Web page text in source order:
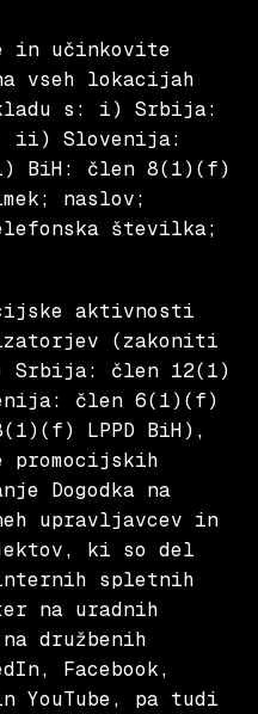
in učinkovite
vseh lokacijah
s: i) Srbija:
ii) Slovenija:
BiH: člen 8(1)(f)
naslov;
številka;
aktivnosti
(zakoniti
člen 12(1)
člen 6(1)(f)
LPPD BiH),
Dogodka na
upravljavcev in
ki so del
internih spletnih
na uradnih
družbenih
Facebook,
YouTube, pa tudi